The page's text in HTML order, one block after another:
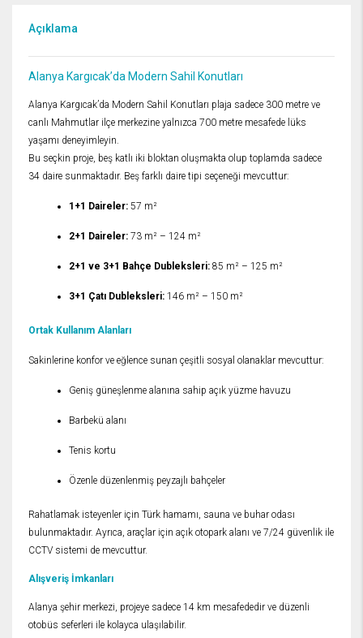
Açıklama
Alanya Kargıcak’da Modern Sahil Konutları
Alanya Kargıcak’da Modern Sahil Konutları plaja sadece 300 metre ve
canlı Mahmutlar ilçe merkezine yalnızca 700 metre mesafede lüks
yaşamı deneyimleyin.
Bu seçkin proje, beş katlı iki bloktan oluşmakta olup toplamda sadece
34 daire sunmaktadır. Beş farklı daire tipi seçeneği mevcuttur:
1+1 Daireler: 57 m²
2+1 Daireler: 73 m² – 124 m²
2+1 ve 3+1 Bahçe Dubleksleri: 85 m² – 125 m²
3+1 Çatı Dubleksleri: 146 m² – 150 m²
Ortak Kullanım Alanları
Sakinlerine konfor ve eğlence sunan çeşitli sosyal olanaklar mevcuttur:
Geniş güneşlenme alanına sahip açık yüzme havuzu
Barbekü alanı
Tenis kortu
Özenle düzenlenmiş peyzajlı bahçeler
Rahatlamak isteyenler için Türk hamamı, sauna ve buhar odası
bulunmaktadır. Ayrıca, araçlar için açık otopark alanı ve 7/24 güvenlik ile
CCTV sistemi de mevcuttur.
Alışveriş İmkanları
Alanya şehir merkezi, projeye sadece 14 km mesafededir ve düzenli
otobüs seferleri ile kolayca ulaşılabilir.